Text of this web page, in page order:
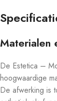
Materialen
De Estetica –
hoogwaardige
De afwerking is